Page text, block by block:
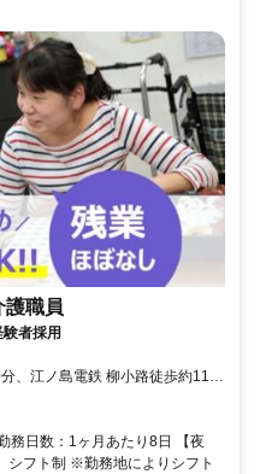
護職員
者採用
、江ノ島電鉄 柳小路徒歩約11
電バス「ミネベア」バス停下
務日数：1ヶ月あたり8日 【夜
シフト制 ※勤務地によりシフト